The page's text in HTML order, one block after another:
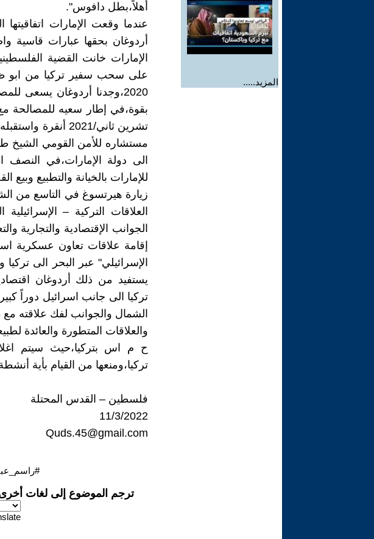
المزيد.....
أهلاً،بطل دافوس".
أردوغان بحقها عبارات قاسية
الإمارات خانت القضية
على سحب سفير تركيا من ابو
2020،وجدنا أردوغان يسعى
بقوة،في إطار سعيه للمصالحة
تشرين ثاني/2021
مستشاره للأمن القومي الشيخ
للإمارات بالخيانة والتطبيع وبيع
زيارة هيرتسوغ في التاسع من
العلاقات التركية –
الجوانب الإقتصادية والتجارية
إقامة علاقات تعاون عسكرية
الإسرائيلي" عبر البحر الى
يستفيد من ذلك أردوغان
تركيا الى جانب اسرائيل دوراً
الشمال والجوانب لفك علاقته
والعلاقات المتطورة والعائدة
ح م اس بتركيا،حيث سيتم
تركيا،ومنعها من القيام بأية
فلسطين – القدس المحتلة
11/3/2022
Quds.45@gmail.com
ترجم الموضوع إلى لغات